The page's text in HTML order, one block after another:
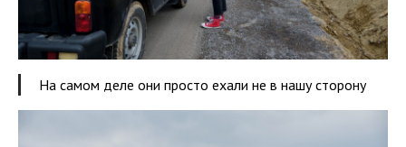
На самом деле они просто ехали не в нашу сторону